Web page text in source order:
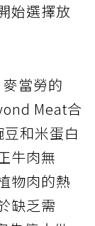
始選擇放
當勞的
Meat合
和米蛋白
牛肉無
物肉的熱
缺乏需